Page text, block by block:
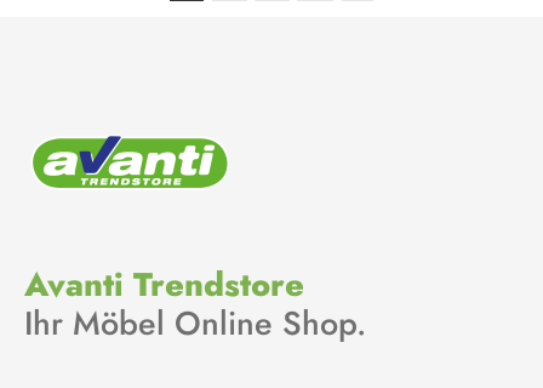
Avanti Trendstore
Ihr Möbel Online Shop.